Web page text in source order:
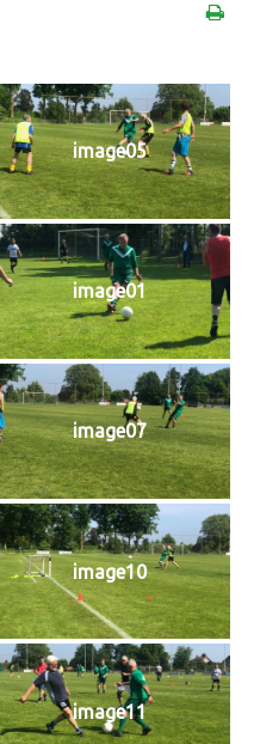
image05
image01
image07
image10
image11